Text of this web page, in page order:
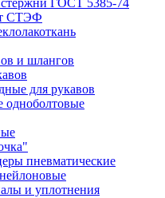
стержни ГОСТ 5385-74
СТЭФ
и шлангов
для рукавов
одноболтовые
пневматические
и уплотнения